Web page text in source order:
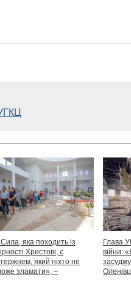
яка походить із
Христові, є
який ніхто не
зламати», –
Глава
війни: